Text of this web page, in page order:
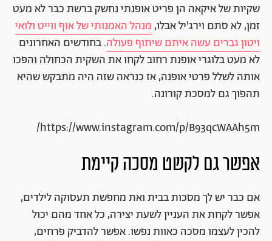
שקיות של איקאה הן פריט אופנתי נחשק ברשת כבר לא מעט
זמן, לא סתם וירג'יל אבלו,מנהל האמנותי של אוף ווייט ולואי
ויטון גברים עשה איתם שיתוף פעולה. בחודשים האחרונים
לא מעט בלוגרי אופנת רחוב לקחו את השקית הכחולה והפכו
אותה לשלל פרטי אופנה, אז כנראה שזה היה מתבקש שהיא
תהפוך גם למסכת קורונה.
https://www.instagram.com/p/B93qcWAAh5m/
אפשר גם לקשט מסכה קיימת
אם כבר יש לך מסכות בבית ואת מחפשת תעסוקה לילדים,
אפשר לקחת את העניין לשעת יצירה, כל אחד מהם יכול
להכין לעצמו מסכה כאוות נפשו. אפשר להדביק פרחים,